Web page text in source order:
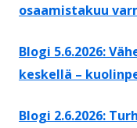
osaamistakuu
Blogi 5.6.2026:
keskellä –
Blogi 2.6.2026: